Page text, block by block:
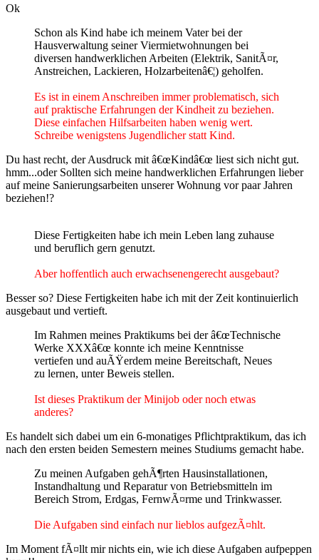
Ok
Schon als Kind habe ich meinem Vater bei der
Hausverwaltung seiner Viermietwohnungen bei
diversen handwerklichen Arbeiten (Elektrik, SanitÃ¤r,
Anstreichen, Lackieren, Holzarbeitenâ€¦) geholfen.
Es ist in einem Anschreiben immer problematisch, sich
auf praktische Erfahrungen der Kindheit zu beziehen.
Diese einfachen Hilfsarbeiten haben wenig wert.
Schreibe wenigstens Jugendlicher statt Kind.
Du hast recht, der Ausdruck mit â€œKindâ€œ liest sich nicht gut.
hmm...oder Sollten sich meine handwerklichen Erfahrungen lieber
auf meine Sanierungsarbeiten unserer Wohnung vor paar Jahren
beziehen!?
Diese Fertigkeiten habe ich mein Leben lang zuhause
und beruflich gern genutzt.
Aber hoffentlich auch erwachsenengerecht ausgebaut?
Besser so? Diese Fertigkeiten habe ich mit der Zeit kontinuierlich
ausgebaut und vertieft.
Im Rahmen meines Praktikums bei der â€œTechnische
Werke XXXâ€œ konnte ich meine Kenntnisse
vertiefen und auÃŸerdem meine Bereitschaft, Neues
zu lernen, unter Beweis stellen.
Ist dieses Praktikum der Minijob oder noch etwas
anderes?
Es handelt sich dabei um ein 6-monatiges Pflichtpraktikum, das ich
nach den ersten beiden Semestern meines Studiums gemacht habe.
Zu meinen Aufgaben gehÃ¶rten Hausinstallationen,
Instandhaltung und Reparatur von Betriebsmitteln im
Bereich Strom, Erdgas, FernwÃ¤rme und Trinkwasser.
Die Aufgaben sind einfach nur lieblos aufgezÃ¤hlt.
Im Moment fÃ¤llt mir nichts ein, wie ich diese Aufgaben aufpeppen